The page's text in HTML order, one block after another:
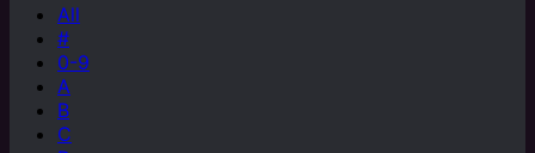
All
#
0-9
A
B
C